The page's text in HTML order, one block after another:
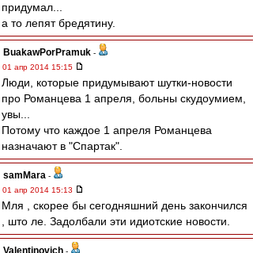
придумал...
а то лепят бредятину.
BuakawPorPramuk -
01 апр 2014 15:15
Люди, которые придумывают шутки-новости
про Романцева 1 апреля, больны скудоумием,
увы...
Потому что каждое 1 апреля Романцева
назначают в "Спартак".
samMara -
01 апр 2014 15:13
Мля , скорее бы сегодняшний день закончился
, што ле. Задолбали эти идиотские новости.
Valentinovich -